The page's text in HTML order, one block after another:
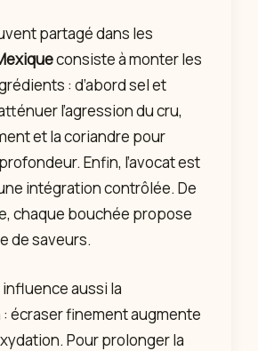
partagé dans les
consiste à monter les
: d’abord sel et
l’agression du cru,
et la coriandre pour
Enfin, l’avocat est
intégration contrôlée. De
chaque bouchée propose
de saveurs.
aussi la
écraser finement augmente
Pour prolonger la